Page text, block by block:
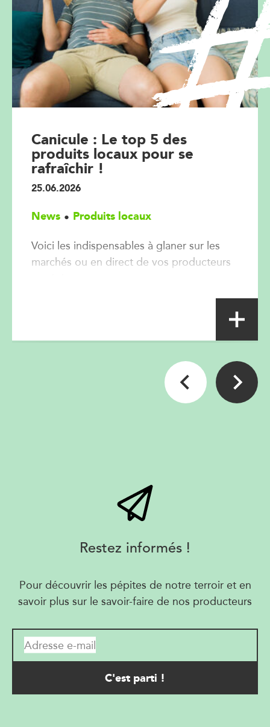
Canicule : Le top 5 des
produits locaux pour se
rafraîchir !
25.06.2026
News Produits locaux
Voici les indispensables à glaner sur les
marchés ou en direct de vos producteurs
Restez informés !
Pour découvrir les pépites de notre terroir et en
savoir plus sur le savoir-faire de nos producteurs
Adresse e-mail